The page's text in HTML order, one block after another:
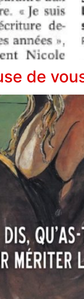
de